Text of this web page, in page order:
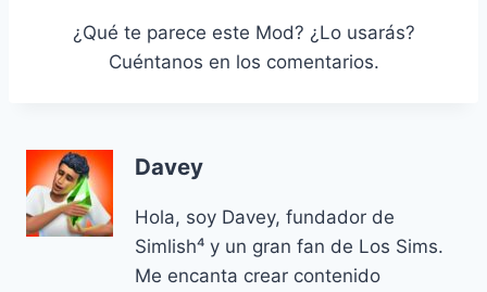
¿Qué te parece este Mod? ¿Lo usarás?
Cuéntanos en los comentarios.
Davey
Hola, soy Davey, fundador de
Simlish⁴ y un gran fan de Los Sims.
Me encanta crear contenido